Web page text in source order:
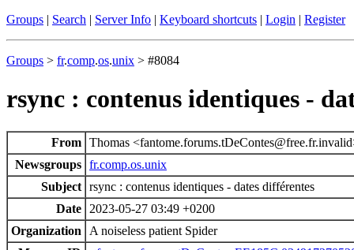
Groups | Search | Server Info | Keyboard shortcuts | Login | Register
Groups > fr.comp.os.unix > #8084
rsync : contenus identiques -
From Thomas
Newsgroups fr.comp.os.unix
Subject rsync : contenus identiques - dates différentes
Date
2023-05-27 03:49 +0200
Organization
A noiseless patient Spider